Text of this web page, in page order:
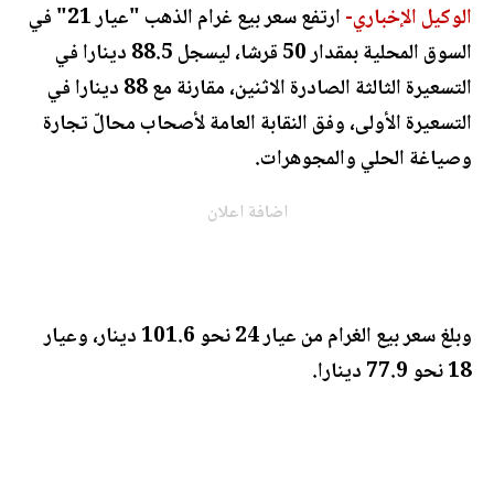
الوكيل الإخباري-
ارتفع سعر بيع غرام الذهب "عيار 21" في
السوق المحلية بمقدار 50 قرشا، ليسجل 88.5 دينارا في
التسعيرة الثالثة الصادرة الاثنين، مقارنة مع 88 دينارا في
التسعيرة الأولى، وفق النقابة العامة لأصحاب محالّ تجارة
وصياغة الحلي والمجوهرات.
اضافة اعلان
وبلغ سعر بيع الغرام من عيار 24 نحو 101.6 دينار، وعيار
18 نحو 77.9 دينارا.